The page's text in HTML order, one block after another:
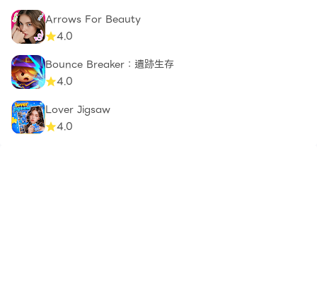
Arrows For Beauty
4.0
Bounce Breaker：遺跡生存
4.0
Lover Jigsaw
4.0